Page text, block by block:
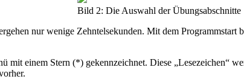
Bild 2: Die Auswahl der Übungsabschnitte
nur wenige Zehntelsekunden. Mit dem
mit einem Stern (*) gekennzeichnet. Diese „Lesezeichen“